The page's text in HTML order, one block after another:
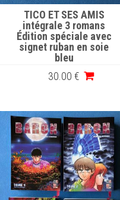
TICO ET SES AMIS
intégrale 3 romans
Édition spéciale avec
signet ruban en soie
bleu
30.00 €